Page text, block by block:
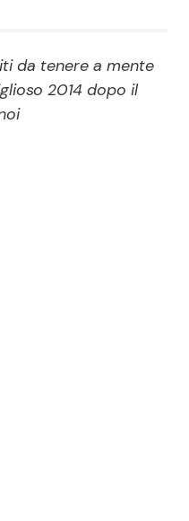
Programmi TV
Reality e Talent
da tenere a mente
2014 dopo il